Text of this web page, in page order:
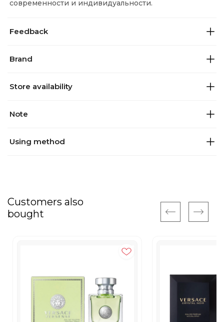
современности и индивидуальности.
Feedback
Brand
Store availability
Note
Using method
Customers also
bought